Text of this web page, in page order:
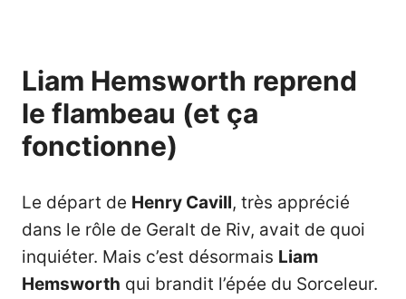
Liam Hemsworth reprend
le flambeau (et ça
fonctionne)
Le départ de Henry Cavill, très apprécié
dans le rôle de Geralt de Riv, avait de quoi
inquiéter. Mais c’est désormais Liam
Hemsworth qui brandit l’épée du Sorceleur.